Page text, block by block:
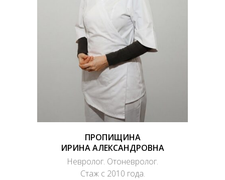
ПРОПИЩИНА
ИРИНА АЛЕКСАНДРОВНА
Невролог. Отоневролог.
Стаж с 2010 года.